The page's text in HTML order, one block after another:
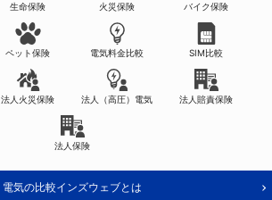
生命保険 火災保険 バイク保険
ペット保険 電気料金比較 SIM比較
法人火災保険 法人（高圧）電気 法人賠責保険
法人保険
電気の比較インズウェブとは